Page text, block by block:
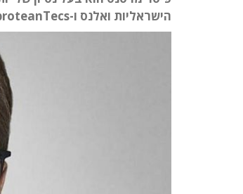
הישראליות ואלנס ו-proteanTecs